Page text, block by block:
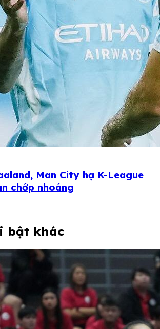
Man City hạ K-League
chớp nhoáng
bật khác